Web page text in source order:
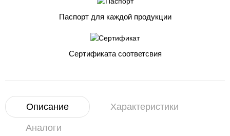
Паспорт для каждой продукции
Сертификата соответсвия
Описание Характеристики
Аналоги